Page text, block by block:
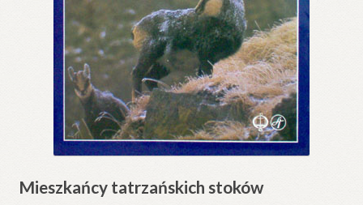
Mieszkańcy tatrzańskich stoków